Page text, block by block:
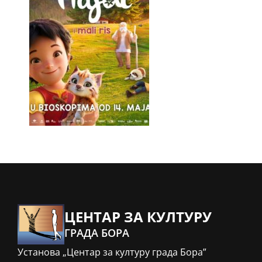
ЦЕНТАР ЗА КУЛТУРУ
ГРАДА БОРА
Установа „Центар за културу града Бора”